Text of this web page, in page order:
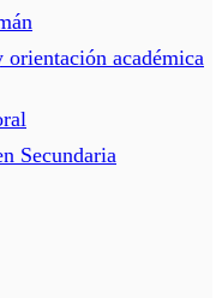
académica
Secundaria